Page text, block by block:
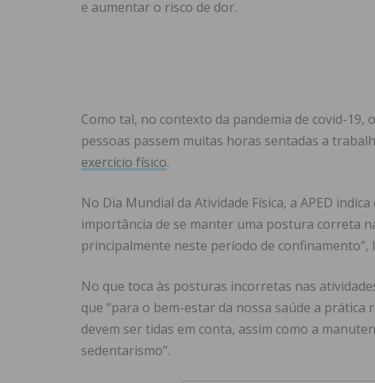
e aumentar o risco de dor.
Como tal, no contexto da pandemia de covid-
pessoas passem muitas horas sentadas a
exercício físico.
No Dia Mundial da Atividade Física, a APED
importância de se manter uma postura correta
principalmente neste período de confinamento”,
No que toca às posturas incorretas nas
que “para o bem-estar da nossa saúde a
devem ser tidas em conta, assim como a
sedentarismo”.